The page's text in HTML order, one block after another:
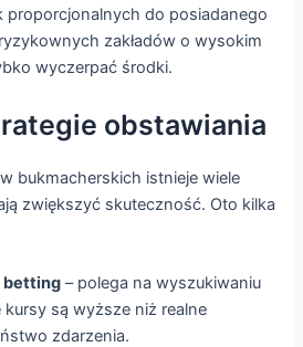
proporcjonalnych do posiadanego
zakładów o wysokim
wyczerpać środki.
obstawiania
bukmacherskich istnieje wiele
zwiększyć skuteczność. Oto kilka
betting – polega na wyszukiwaniu
kursy są wyższe niż realne
zdarzenia.